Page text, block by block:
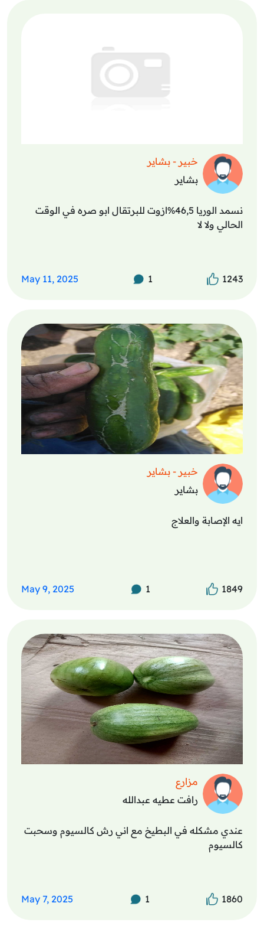
خبير - بشاير
بشاير
نسمد الوريا 46,5%ازوت للبرتقال ابو صره في الوقت
الحالي ولا لا
1243
1
May 11, 2025
خبير - بشاير
بشاير
ايه الإصابة والعلاج
1849
1
May 9, 2025
مزارع
رافت عطيه عبدالله
عندي مشكله في البطيخ مع اني رش كالسيوم وسحبت
كالسيوم
1860
1
May 7, 2025